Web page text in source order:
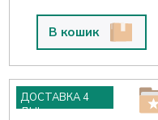
В кошик
ДОСТАВКА 4
ДНІ